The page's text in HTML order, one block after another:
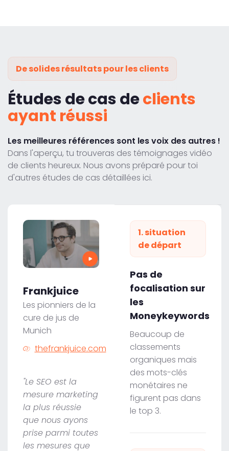
De solides résultats pour les clients
Études de cas declients
ayant réussi
Les meilleures références sont les voix des autres !
Dans l'aperçu, tu trouveras des témoignages vidéo
de clients heureux. Nous avons préparé pour toi
d'autres études de cas détaillées ici.
Frankjuice
Les pionniers de la
cure de jus de
Munich
thefrankjuice.com
"Le SEO est la
mesure marketing
la plus réussie
que nous ayons
prise parmi toutes
les mesures que
1. situation
de départ
Pas de
focalisation sur
les
Moneykeywords
Beaucoup de
classements
organiques mais
des mots-clés
monétaires ne
figurent pas dans
le top 3.